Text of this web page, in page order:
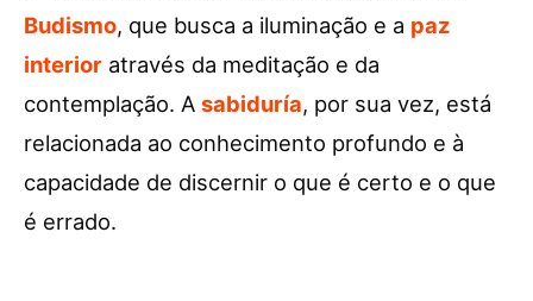
Budismo, que busca a iluminação e a paz
interior através da meditação e da
contemplação. A sabiduría, por sua vez, está
relacionada ao conhecimento profundo e à
capacidade de discernir o que é certo e o que
é errado.